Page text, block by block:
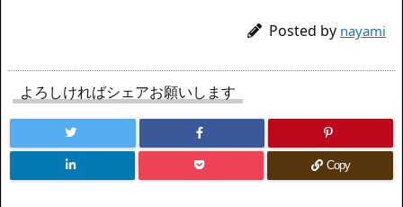
Posted by nayami
よろしければシェアお願いします
Copy